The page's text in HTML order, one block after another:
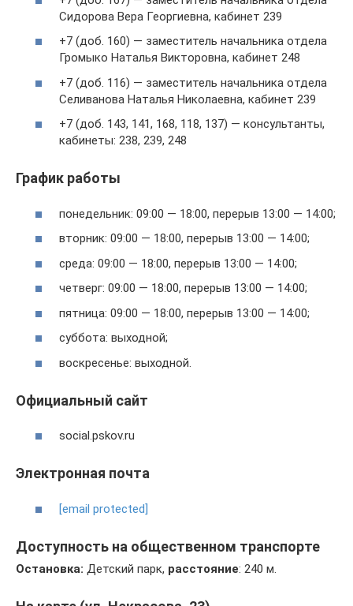
Сидорова Вера Георгиевна, кабинет 239
+7 (доб. 160) — заместитель начальника отдела
Громыко Наталья Викторовна, кабинет 248
+7 (доб. 116) — заместитель начальника отдела
Селиванова Наталья Николаевна, кабинет 239
+7 (доб. 143, 141, 168, 118, 137) — консультанты,
кабинеты: 238, 239, 248
График работы
понедельник: 09:00 — 18:00, перерыв 13:00 — 14:00;
вторник: 09:00 — 18:00, перерыв 13:00 — 14:00;
среда: 09:00 — 18:00, перерыв 13:00 — 14:00;
четверг: 09:00 — 18:00, перерыв 13:00 — 14:00;
пятница: 09:00 — 18:00, перерыв 13:00 — 14:00;
суббота: выходной;
воскресенье: выходной.
Официальный сайт
social.pskov.ru
Электронная почта
[email protected]
Доступность на общественном транспорте
Остановка: Детский парк, расстояние: 240 м.